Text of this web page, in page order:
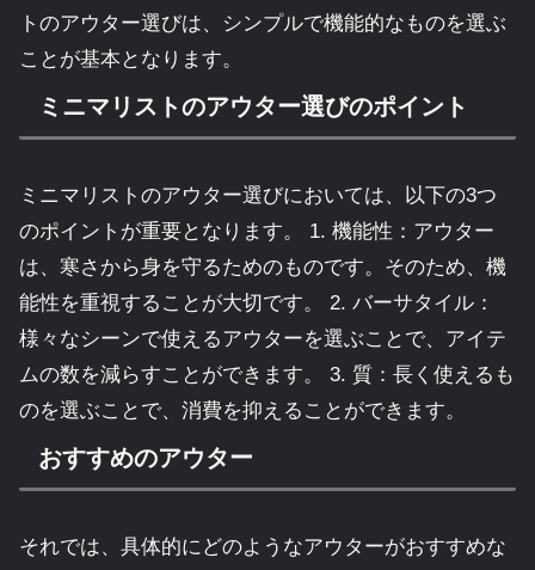
トのアウター選びは、シンプルで機能的なものを選ぶ
ことが基本となります。
ミニマリストのアウター選びのポイント
ミニマリストのアウター選びにおいては、以下の3つ
のポイントが重要となります。 1. 機能性：アウター
は、寒さから身を守るためのものです。そのため、機
能性を重視することが大切です。 2. バーサタイル：
様々なシーンで使えるアウターを選ぶことで、アイテ
ムの数を減らすことができます。 3. 質：長く使えるも
のを選ぶことで、消費を抑えることができます。
おすすめのアウター
それでは、具体的にどのようなアウターがおすすめな